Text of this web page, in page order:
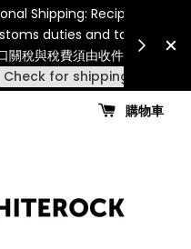
遇假日、天災或其
調整，敬請見諒
新公告
for all
國
購物車